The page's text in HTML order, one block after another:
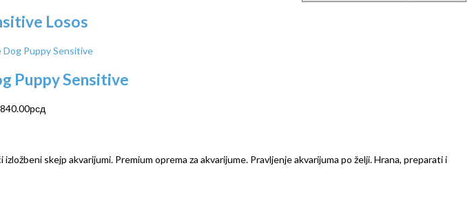
Losos
Puppy Sensitive
840.00рсд
skejp akvarijumi. Premium oprema za akvarijume. Pravljenje akvarijuma po želji. Hrana, preparati i